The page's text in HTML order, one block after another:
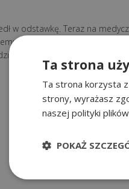
w odstawkę. Teraz na
możesz podkreślić swój
Ta strona
Ta strona korzysta
strony, wyrażasz
naszej polityki
POKAŻ